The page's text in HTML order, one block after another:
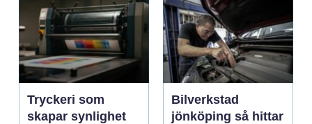
Tryckeri som
skapar synlighet
Bilverkstad
jönköping så hittar